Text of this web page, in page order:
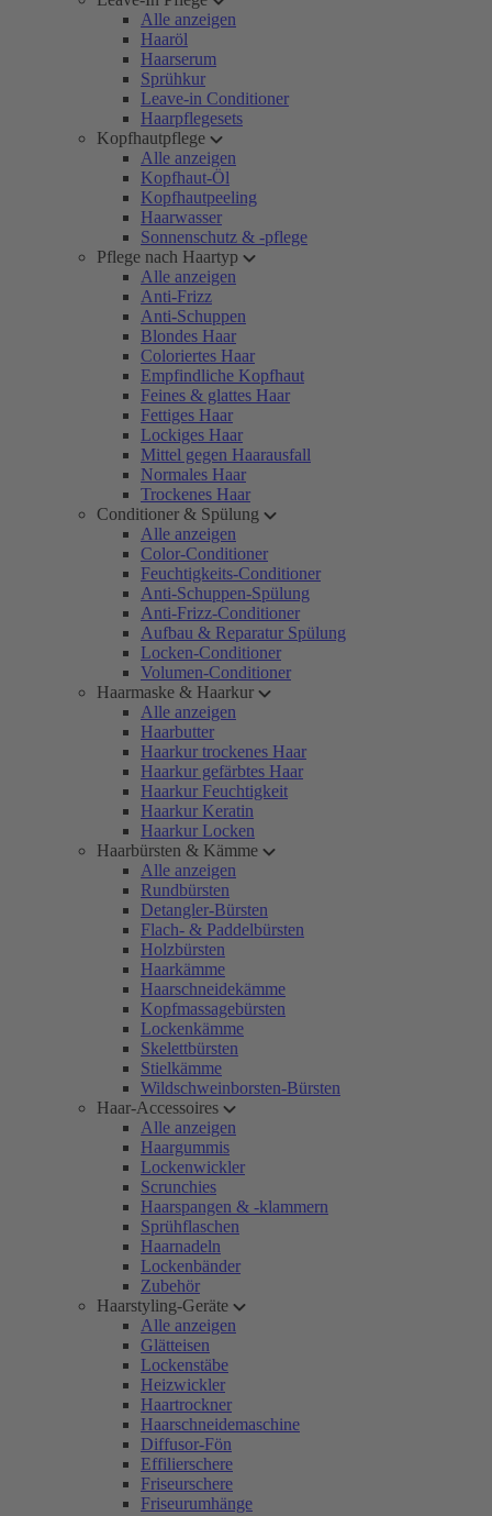
Alle anzeigen
Haaröl
Haarserum
Sprühkur
Leave-in Conditioner
Haarpflegesets
Kopfhautpflege
Alle anzeigen
Kopfhaut-Öl
Kopfhautpeeling
Haarwasser
Sonnenschutz & -pflege
Pflege nach Haartyp
Alle anzeigen
Anti-Frizz
Anti-Schuppen
Blondes Haar
Coloriertes Haar
Empfindliche Kopfhaut
Feines & glattes Haar
Fettiges Haar
Lockiges Haar
Mittel gegen Haarausfall
Normales Haar
Trockenes Haar
Conditioner & Spülung
Alle anzeigen
Color-Conditioner
Feuchtigkeits-Conditioner
Anti-Schuppen-Spülung
Anti-Frizz-Conditioner
Aufbau & Reparatur Spülung
Locken-Conditioner
Volumen-Conditioner
Haarmaske & Haarkur
Alle anzeigen
Haarbutter
Haarkur trockenes Haar
Haarkur gefärbtes Haar
Haarkur Feuchtigkeit
Haarkur Keratin
Haarkur Locken
Haarbürsten & Kämme
Alle anzeigen
Rundbürsten
Detangler-Bürsten
Flach- & Paddelbürsten
Holzbürsten
Haarkämme
Haarschneidekämme
Kopfmassagebürsten
Lockenkämme
Skelettbürsten
Stielkämme
Wildschweinborsten-Bürsten
Haar-Accessoires
Alle anzeigen
Haargummis
Lockenwickler
Scrunchies
Haarspangen & -klammern
Sprühflaschen
Haarnadeln
Lockenbänder
Zubehör
Haarstyling-Geräte
Alle anzeigen
Glätteisen
Lockenstäbe
Heizwickler
Haartrockner
Haarschneidemaschine
Diffusor-Fön
Effilierschere
Friseurschere
Friseurumhänge